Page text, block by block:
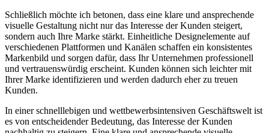
Schließlich möchte‌ ich betonen, dass eine klare und ansprechende
visuelle Gestaltung​ nicht nur das Interesse der Kunden steigert,
sondern auch Ihre Marke stärkt. Einheitliche ​Designelemente auf
verschiedenen Plattformen und Kanälen schaffen ein konsistentes
Markenbild und sorgen dafür, dass Ihr Unternehmen professionell
und vertrauenswürdig erscheint. Kunden können sich leichter⁢ mit
Ihrer Marke identifizieren und werden dadurch eher zu⁤ treuen
Kunden.
In⁤ einer⁣ schnelllebigen⁤ und wettbewerbsintensiven‌ Geschäftswelt ist
es von entscheidender Bedeutung, das Interesse ⁤der ⁣Kunden